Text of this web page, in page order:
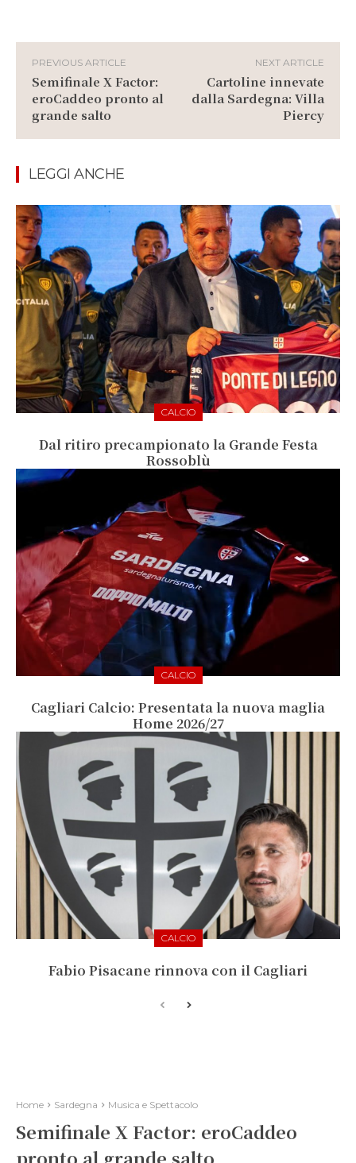
PREVIOUS ARTICLE
Semifinale X Factor:
eroCaddeo pronto al
grande salto
NEXT ARTICLE
Cartoline innevate
dalla Sardegna: Villa
Piercy
LEGGI ANCHE
CALCIO
Dal ritiro precampionato la Grande Festa
Rossoblù
CALCIO
Cagliari Calcio: Presentata la nuova maglia
Home 2026/27
CALCIO
Fabio Pisacane rinnova con il Cagliari